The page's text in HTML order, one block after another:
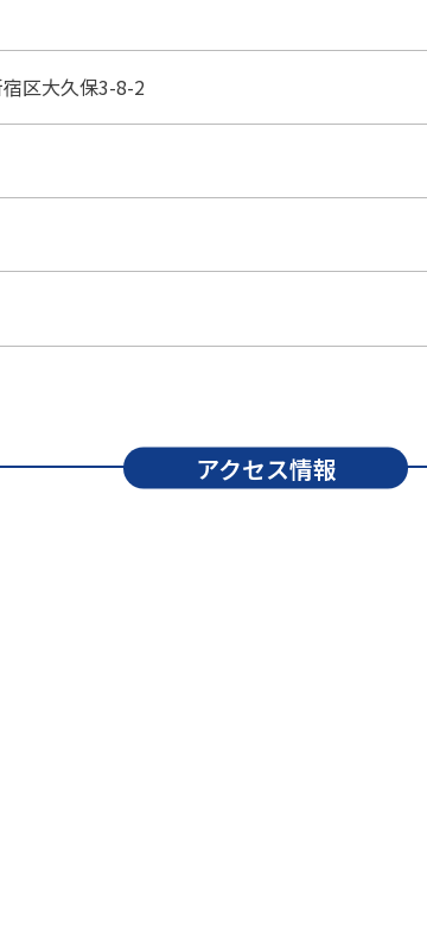
区大久保3-8-2
アクセス情報